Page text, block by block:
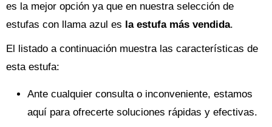
es la mejor opción ya que en nuestra selección de
estufas con llama azul es la estufa más vendida.
El listado a continuación muestra las características de
esta estufa:
Ante cualquier consulta o inconveniente, estamos
aquí para ofrecerte soluciones rápidas y efectivas.